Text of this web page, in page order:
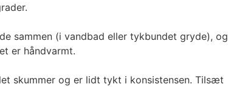
sammen (i vandbad eller tykbundet gryde), og
er håndvarmt.
skummer og er lidt tykt i konsistensen. Tilsæt